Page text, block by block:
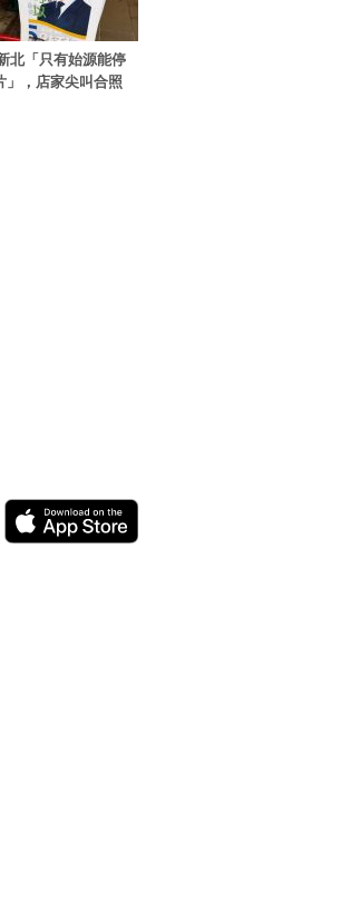
北「只有始源能停
」，店家尖叫合照